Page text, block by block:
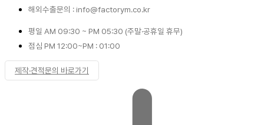
해외수출문의 : info@factorym.co.kr
평일 AM 09:30 ~ PM 05:30 (주말·공휴일 휴무)
점심 PM 12:00~PM : 01:00
제작·견적문의 바로가기